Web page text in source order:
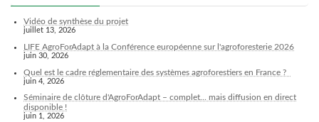
Vidéo de synthèse du projet
juillet 13, 2026
LIFE AgroForAdapt à la Conférence européenne sur l'agroforesterie 2026
juin 30, 2026
Quel est le cadre réglementaire des systèmes agroforestiers en France ?
juin 4, 2026
Séminaire de clôture d'AgroForAdapt – complet... mais diffusion en direct
disponible !
juin 1, 2026